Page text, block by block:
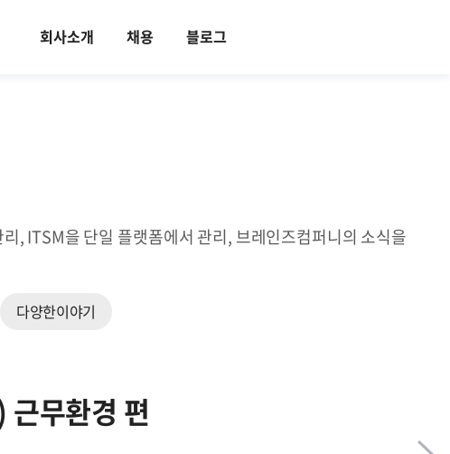
회사소개 채용 블로그
, ITSM을 단일 플랫폼에서 관리, 브레인즈컴퍼니의 소식을
다양한이야기
근무환경 편